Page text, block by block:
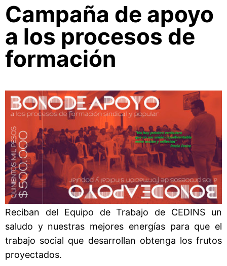
Campaña de apoyo
a los procesos de
formación
Reciban del Equipo de Trabajo de CEDINS un
saludo y nuestras mejores energías para que el
trabajo social que desarrollan obtenga los frutos
proyectados.